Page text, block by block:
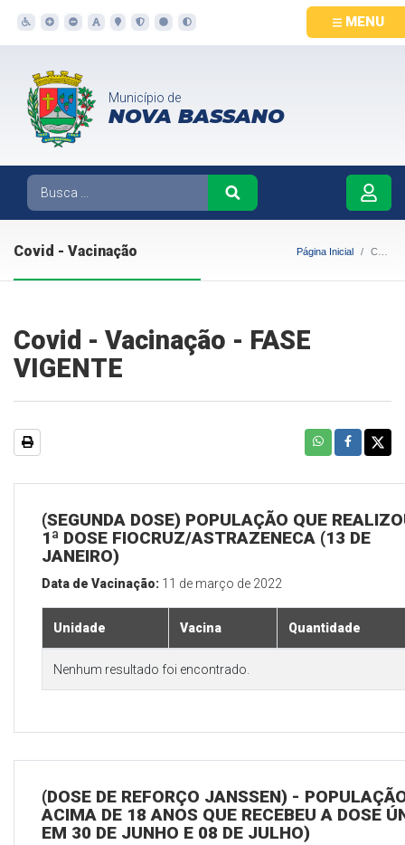
MENU
Município de
NOVA BASSANO
Covid - Vacinação Página Inicial Covid - Vacinação
Covid - Vacinação - FASE
VIGENTE
(SEGUNDA DOSE) POPULAÇÃO QUE
1ª DOSE FIOCRUZ/ASTRAZENECA (13 DE
JANEIRO)
Data de Vacinação: 11 de março de 2022
Unidade Vacina Quantidade
Nenhum resultado foi encontrado.
(DOSE DE REFORÇO JANSSEN) -
ACIMA DE 18 ANOS QUE RECEBEU A DOSE
EM 30 DE JUNHO E 08 DE JULHO)